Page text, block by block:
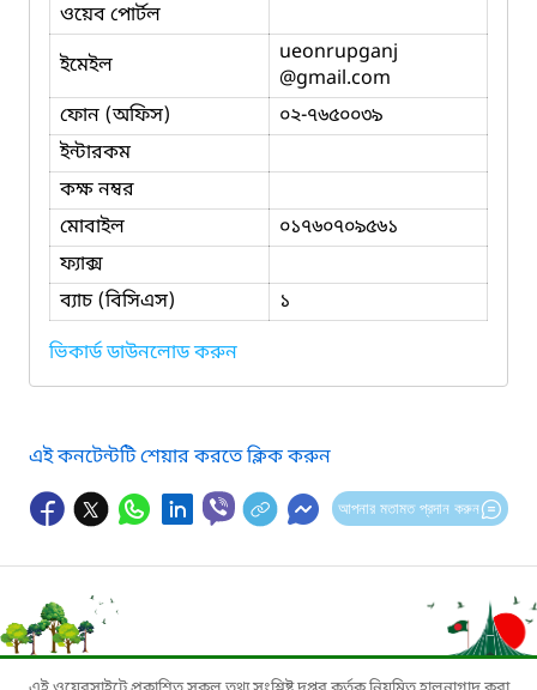
ওয়েব পোর্টল
ইমেইল
ueonrupganj
@gmail.com
ফোন (অফিস)
০২-৭৬৫০০৩৯
ইন্টারকম
কক্ষ নম্বর
মোবাইল
০১৭৬০৭০৯৫৬১
ফ্যাক্স
ব্যাচ (বিসিএস)
১
ভিকার্ড ডাউনলোড করুন
এই কনটেন্টটি শেয়ার করতে ক্লিক করুন
আপনার মতামত প্রদান করুন